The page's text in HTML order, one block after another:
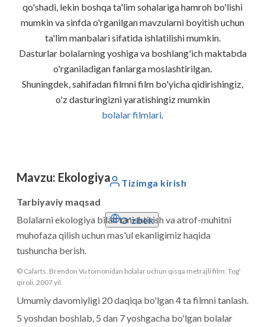
Tizimga kirish
O'zbek
qo'shadi, lekin boshqa ta'lim sohalariga hamroh bo'lishi
mumkin va sinfda o'rganilgan mavzularni boyitish uchun
ta'lim manbalari sifatida ishlatilishi mumkin.
Dasturlar bolalarning yoshiga va boshlang'ich maktabda
o'rganiladigan fanlarga moslashtirilgan.
Shuningdek, sahifadan filmni film bo'yicha qidirishingiz,
o'z dasturingizni yaratishingiz mumkin
bolalar filmlari
Mavzu: Ekologiya
Tarbiyaviy maqsad
Bolalarni ekologiya bilan tanishtirish va atrof-muhitni
muhofaza qilish uchun mas'ul ekanligimiz haqida
tushuncha berish.
© Calarts. Brendon Vu tomonidan bolalar uchun qisqa metrajli film: Tog'
qiroli, 2007 yil.
Umumiy davomiyligi 20 daqiqa bo'lgan 4 ta filmni tanlash.
5 yoshdan boshlab, 5 dan 7 yoshgacha bo'lgan bolalar